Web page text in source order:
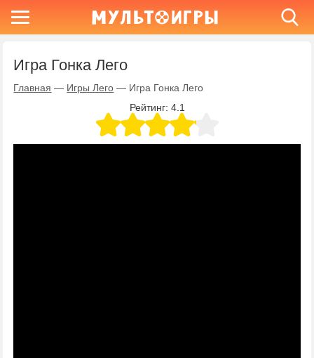
Игра Гонка Лего
Главная — Игры Лего — Игра Гонка Лего
Рейтинг: 4.1